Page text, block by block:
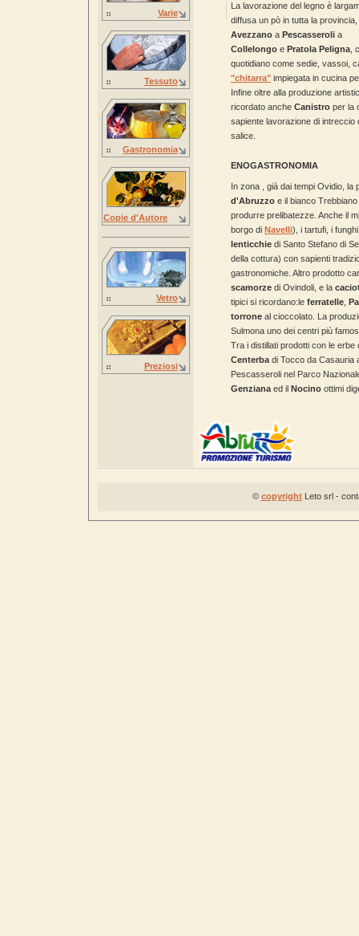
Varie
Tessuto
Gastronomia
Copie d'Autore
Vetro
Preziosi
La lavorazione del legno è
diffusa un pò in tutta la provincia,
Avezzano a Pescasseroli a
Collelongo e Pratola Peligna ,
quotidiano come sedie, vassoi,
"chitarra" impiegata in cucina
Infine oltre alla produzione
ricordato anche Canistro per la
sapiente lavorazione di intreccio
salice.
ENOGASTRONOMIA
In zona , già dai tempi Ovidio, la
d'Abruzzo e il bianco
produrre prelibatezze. Anche il
borgo di Navelli), i tartufi, i
lenticchie di Santo Stefano di
della cottura) con sapienti
gastronomiche. Altro prodotto
scamorze di Ovindoli, e la
tipici si ricordano:le ferratelle
torrone al cioccolato. La
Sulmona uno dei centri più
Tra i distillati prodotti con le erbe
Centerba di Tocco da Casauria
Pescasseroli nel Parco
Genziana ed il Nocino ottimi
© copyrightLeto srl -